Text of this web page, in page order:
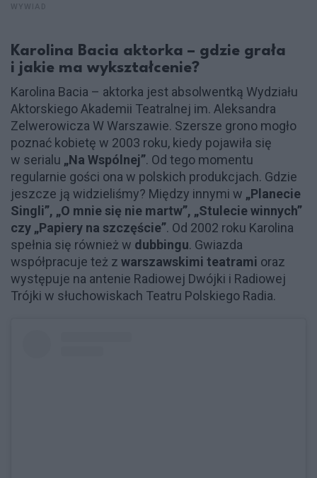
Karolina Bacia aktorka – gdzie grała
i jakie ma wykształcenie?
Karolina Bacia – aktorka jest absolwentką Wydziału
Aktorskiego Akademii Teatralnej im. Aleksandra
Zelwerowicza W Warszawie. Szersze grono mogło
poznać kobietę w 2003 roku, kiedy pojawiła się
w serialu „Na Wspólnej”. Od tego momentu
regularnie gości ona w polskich produkcjach. Gdzie
jeszcze ją widzieliśmy? Między innymi w „Planecie
Singli”, „O mnie się nie martw”, „Stulecie winnych”
czy „Papiery na szczęście”. Od 2002 roku Karolina
spełnia się również w dubbingu. Gwiazda
współpracuje też z warszawskimi teatrami oraz
występuje na antenie Radiowej Dwójki i Radiowej
Trójki w słuchowiskach Teatru Polskiego Radia.